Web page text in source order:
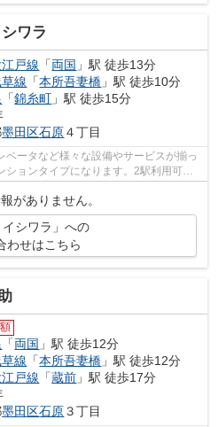
ワラ
戸線 「両国 」駅 徒歩13分
線 「本所吾妻橋 」駅 徒歩10分
「錦糸町 」駅 徒歩15分
墨田区石原４丁目
ータなど様々な設備やサービスが揃っ
ションタイプになります。2駅利用可能
がありません。
イシワラ」への
わせはこちら
「両国 」駅 徒歩12分
線 「本所吾妻橋 」駅 徒歩12分
戸線 「蔵前 」駅 徒歩17分
墨田区石原３丁目